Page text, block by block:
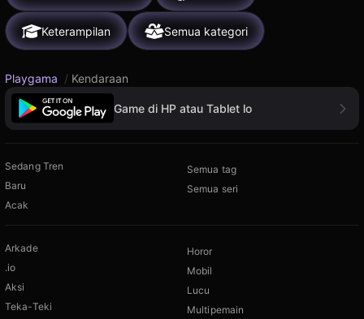
Keterampilan Semua kategori
Playgama / Kendaraan
Game di HP atau Tablet lo
Sedang Tren
Baru
Acak
Semua tag
Semua seri
Arkade
.io
Aksi
Teka-Teki
Horor
Mobil
Lucu
Multipemain